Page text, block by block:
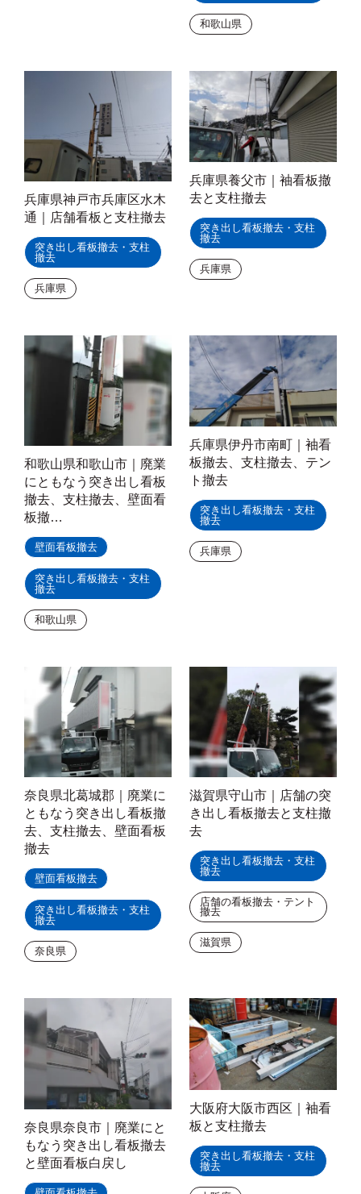
和歌山県
兵庫県神戸市兵庫区水木
通｜店舗看板と支柱撤去
突き出し看板撤去・支柱
撤去
兵庫県
兵庫県養父市｜袖看板撤
去と支柱撤去
突き出し看板撤去・支柱
撤去
兵庫県
和歌山県和歌山市｜廃業
にともなう突き出し看板
撤去、支柱撤去、壁面看
板撤…
壁面看板撤去
突き出し看板撤去・支柱
撤去
和歌山県
兵庫県伊丹市南町｜袖看
板撤去、支柱撤去、テン
ト撤去
突き出し看板撤去・支柱
撤去
兵庫県
奈良県北葛城郡｜廃業に
ともなう突き出し看板撤
去、支柱撤去、壁面看板
撤去
壁面看板撤去
突き出し看板撤去・支柱
撤去
奈良県
滋賀県守山市｜店舗の突
き出し看板撤去と支柱撤
去
突き出し看板撤去・支柱
撤去
店舗の看板撤去・テント
撤去
滋賀県
奈良県奈良市｜廃業にと
もなう突き出し看板撤去
と壁面看板白戻し
大阪府大阪市西区｜袖看
板と支柱撤去
突き出し看板撤去・支柱
撤去